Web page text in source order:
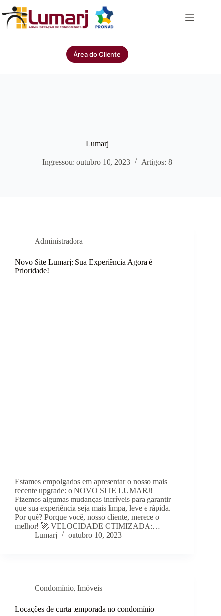
para
conteúdo
Área do Cliente
Lumarj
Ingressou: outubro 10, 2023 Artigos: 8
Administradora
Novo Site Lumarj: Sua Experiência Agora é
Prioridade!
Estamos empolgados em apresentar o nosso mais
recente upgrade: o NOVO SITE LUMARJ!
Fizemos algumas mudanças incríveis para garantir
que sua experiência seja mais limpa, leve e rápida.
Por quê? Porque você, nosso cliente, merece o
melhor! 🚀 VELOCIDADE OTIMIZADA:…
Lumarj
outubro 10, 2023
Condomínio, Imóveis
Locações de curta temporada no condomínio